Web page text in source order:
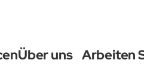
Über uns Arbeiten